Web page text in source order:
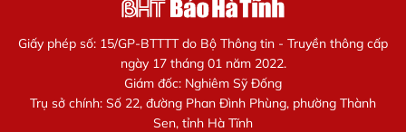
Giấy phép số: 15/GP-BTTTT do Bộ Thông tin - Truyền thông cấp
ngày 17 tháng 01 năm 2022.
Giám đốc: Nghiêm Sỹ Đống
Trụ sở chính: Số 22, đường Phan Đình Phùng, phường Thành
Sen, tỉnh Hà Tĩnh